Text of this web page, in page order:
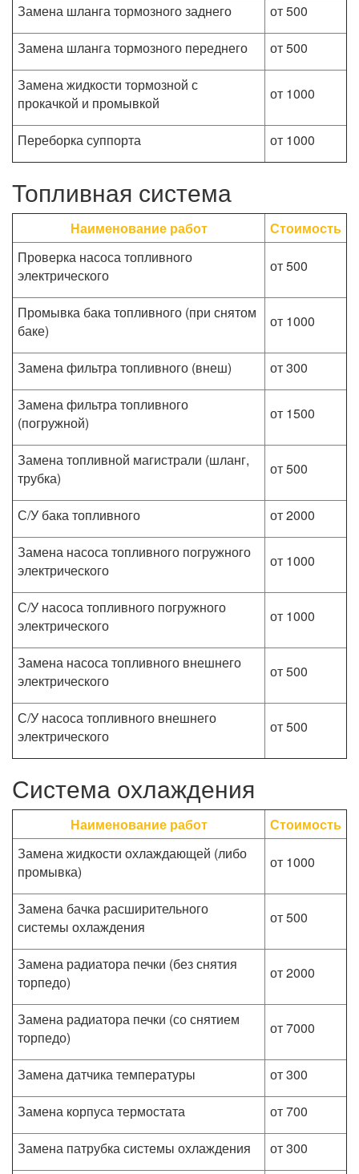
Замена шланга тормозного заднего
от 500
Замена шланга тормозного переднего
от 500
Замена жидкости тормозной с
прокачкой и промывкой
от 1000
Переборка суппорта от 1000
Топливная система
Наименование работ
Стоимость
Проверка насоса топливного
электрического
от 500
Промывка бака топливного (при снятом
баке)
от 1000
Замена фильтра топливного (внеш)
от 300
Замена фильтра топливного
(погружной)
от 1500
Замена топливной магистрали (шланг,
трубка)
от 500
С/У бака топливного
от 2000
Замена насоса топливного погружного
электрического
от 1000
С/У насоса топливного погружного
электрического
от 1000
Замена насоса топливного внешнего
электрического
от 500
С/У насоса топливного внешнего
электрического
от 500
Система охлаждения
Наименование работ
Стоимость
Замена жидкости охлаждающей (либо
промывка)
от 1000
Замена бачка расширительного
системы охлаждения
от 500
Замена радиатора печки (без снятия
торпедо)
от 2000
Замена радиатора печки (со снятием
торпедо)
от 7000
Замена датчика температуры
от 300
Замена корпуса термостата
от 700
Замена патрубка системы охлаждения
от 300